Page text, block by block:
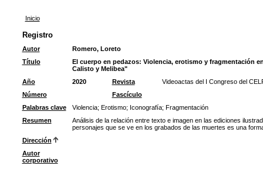
Inicio
Registro
Autor
Romero, Loreto
Título
El cuerpo en pedazos: Violencia, erotismo y fragmentación
Calisto y Melibea"
Año
2020 Revista
Videoactas del I Congreso del
Número
Fascículo
Palabras clave
Violencia; Erotismo; Iconografía; Fragmentación
Resumen
Análisis de la relación entre texto e imagen en las ediciones
personajes que se ve en los grabados de las muertes es una
Dirección
Autor
corporativo